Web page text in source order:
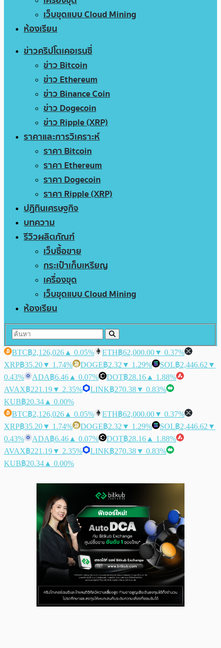
เว็บขุดแบบ Cloud Mining
ห้องเรียน
ข่าวคริปโตเคอเรนซี่
ข่าว Bitcoin
ข่าว Ethereum
ข่าว Binance Coin
ข่าว Dogecoin
ข่าว Ripple (XRP)
ราคาและการวิเคราะห์
ราคา Bitcoin
ราคา Ethereum
ราคา Dogecoin
ราคา Ripple (XRP)
ปฏิทินเศรษฐกิจ
บทความ
รีวิวผลิตภัณฑ์
เว็บซื้อขาย
กระเป๋าเก็บเหรียญ
เครื่องขุด
เว็บขุดแบบ Cloud Mining
ห้องเรียน
BTC฿2,126,026 ▲ 0.05% ETH฿62,000.00▼ 0.37%
XRP฿35.20▼ 1.74% DOGE฿2.32 ▼ 1.29% SOL฿2,446.62 ▼
0.43%
ADA฿6.46 ▲ 0.07% DOT฿28.16 ▲ 1.88%
AVAX฿221.19▼ 2.35% LINK฿270.38▼ 0.83%
KUB฿20.34 ▲ 0.00%
BTC฿2,126,026 ▲ 0.05% ETH฿62,000.00▼ 0.37%
XRP฿35.20▼ 1.74% DOGE฿2.32 ▼ 1.29% SOL฿2,446.62 ▼
0.43%
ADA฿6.46 ▲ 0.07% DOT฿28.16 ▲ 1.88%
AVAX฿221.19▼ 2.35% LINK฿270.38▼ 0.83%
KUB฿20.34 ▲ 0.00%